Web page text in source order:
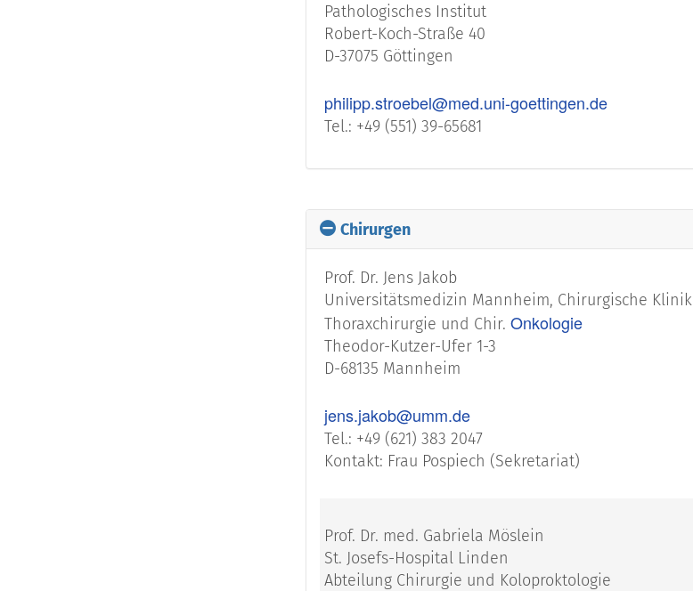
Pathologisches Institut
Robert-Koch-Straße 40
D-37075 Göttingen
philipp.stroebel@med.uni-goettingen.de
Tel.: +49 (551) 39-65681
Chirurgen
Prof. Dr. Jens Jakob
Universitätsmedizin Mannheim, Chirurgische Klinik
Thoraxchirurgie und Chir. Onkologie
Theodor-Kutzer-Ufer 1-3
D-68135 Mannheim
jens.jakob@umm.de
Tel.: +49 (621) 383 2047
Kontakt: Frau Pospiech (Sekretariat)
Prof. Dr. med. Gabriela Möslein
St. Josefs-Hospital Linden
Abteilung Chirurgie und Koloproktologie